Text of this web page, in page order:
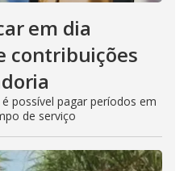
em dia
contribuições
possível pagar períodos em
de serviço